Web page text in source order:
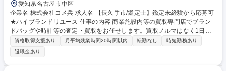
愛知県名古屋市中区
企業名 株式会社コメ兵 求人名 【長久手市/鑑定士】鑑定未経験から応募可
★ハイブランドリユース 仕事の内容 商業施設内等の買取専門店でブラン
ドバッグや時計等の査定・買取をお任せします。買取ノルマはなく1日平
均5組のため、AI等の遠隔サポートも頼りながら、数字に追われずお客様
に寄り添った丁寧な接客が可能です。 【仕事の流れ】■来店時の受付・接
客対応 ■商品の査定 ■査定金額の詳細説明 ■代金の支払/買取品のデータ入
力 ■電話対応（商品に関する問い合わせ） 【入社後】当社には、教育専門
資格取得支援あり 月平均残業時間20時間以内 転勤なし
時短勤務あり
退職金あり